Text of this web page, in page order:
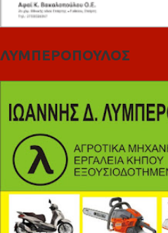
ΛΥΜΠΕΡΟΠΟΥΛΟΣ